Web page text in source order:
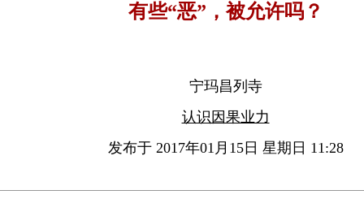
有些“恶”，被允许吗？
宁玛昌列寺
认识因果业力
发布于 2017年01月15日 星期日 11:28